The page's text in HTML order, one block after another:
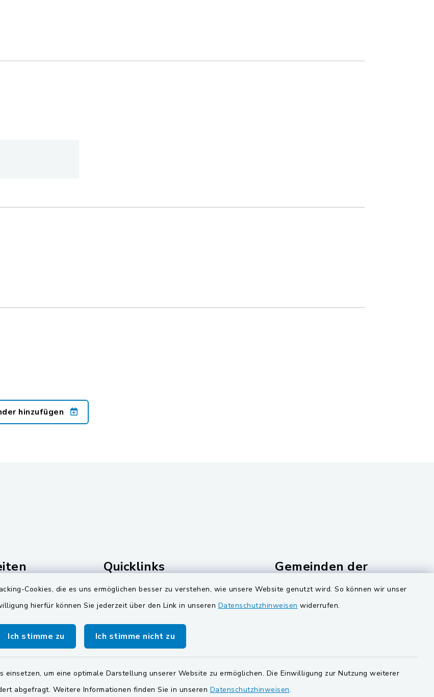
Cookies, die es uns ermöglichen besser zu verstehen, wie unsere Website genutzt wird. So können wir unser
hierfür können Sie jederzeit über den Link in unseren Datenschutzhinweisen widerrufen.
Ich stimme zu Ich stimme nicht zu
um eine optimale Darstellung unserer Website zu ermöglichen. Die Einwilligung zur Nutzung weiterer
abgefragt. Weitere Informationen finden Sie in unseren Datenschutzhinweisen.
hinzufügen
zusätzlich:
Quicklinks
Landkreis Schwandorf
Gruppe
BayernPortal
Gemeinden der
Gemeinde Schwarzach bei Nabburg